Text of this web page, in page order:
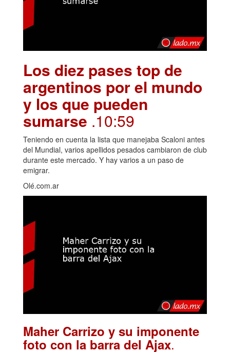
Los diez pases top de
argentinos por el mundo
y los que pueden
sumarse .10:59
Teniendo en cuenta la lista que manejaba Scaloni antes
del Mundial, varios apellidos pesados cambiaron de club
durante este mercado. Y hay varios a un paso de
emigrar.
Olé.com.ar
Maher Carrizo y su imponente
foto con la barra del Ajax.